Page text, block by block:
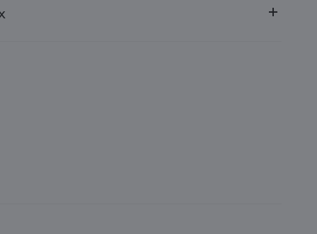
г. Минск, ул. Рафиева, д. 64, помещение 2-27